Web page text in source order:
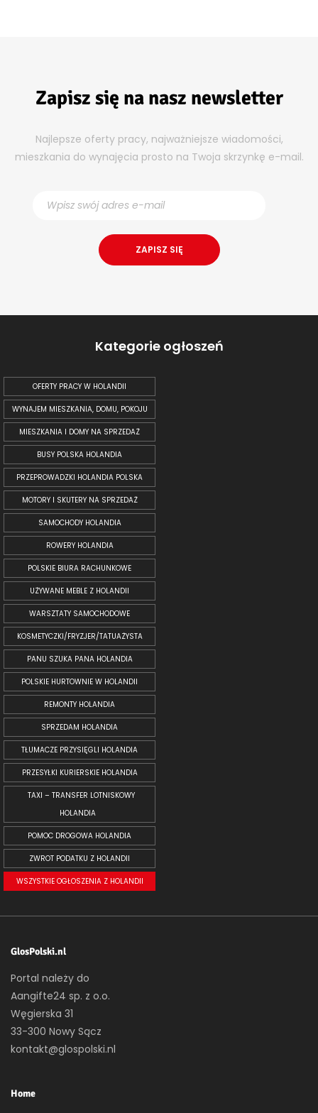
Zapisz się na nasz newsletter
Najlepsze oferty pracy, najważniejsze wiadomości,
mieszkania do wynajęcia prosto na Twoja skrzynkę e-mail.
Kategorie ogłoszeń
OFERTY PRACY W HOLANDII
WYNAJEM MIESZKANIA, DOMU, POKOJU
MIESZKANIA I DOMY NA SPRZEDAŻ
BUSY POLSKA HOLANDIA
PRZEPROWADZKI HOLANDIA POLSKA
MOTORY I SKUTERY NA SPRZEDAŻ
SAMOCHODY HOLANDIA
ROWERY HOLANDIA
POLSKIE BIURA RACHUNKOWE
UŻYWANE MEBLE Z HOLANDII
WARSZTATY SAMOCHODOWE
KOSMETYCZKI/FRYZJER/TATUAŻYSTA
PANU SZUKA PANA HOLANDIA
POLSKIE HURTOWNIE W HOLANDII
REMONTY HOLANDIA
SPRZEDAM HOLANDIA
TŁUMACZE PRZYSIĘGLI HOLANDIA
PRZESYŁKI KURIERSKIE HOLANDIA
TAXI – TRANSFER LOTNISKOWY
HOLANDIA
POMOC DROGOWA HOLANDIA
ZWROT PODATKU Z HOLANDII
WSZYSTKIE OGŁOSZENIA Z HOLANDII
GlosPolski.nl
Portal należy do
Aangifte24 sp. z o.o.
Węgierska 31
33-300 Nowy Sącz
kontakt@glospolski.nl
Home